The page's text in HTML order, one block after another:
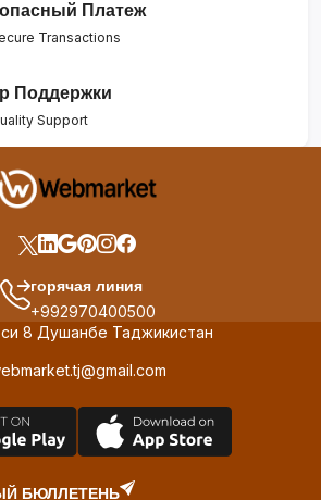
Платеж
Transactions
Поддержки
Support
горячая линия
+992970400500
8 Душанбе Таджикистан
БЮЛЛЕТЕНЬ